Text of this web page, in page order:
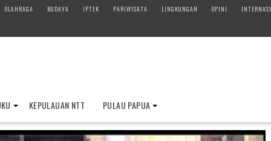
OLAHRAGA BUDAYA IPTEK PARIWISATA LINGKUNGAN OPINI
KEPULAUAN NTT PULAU PAPUA